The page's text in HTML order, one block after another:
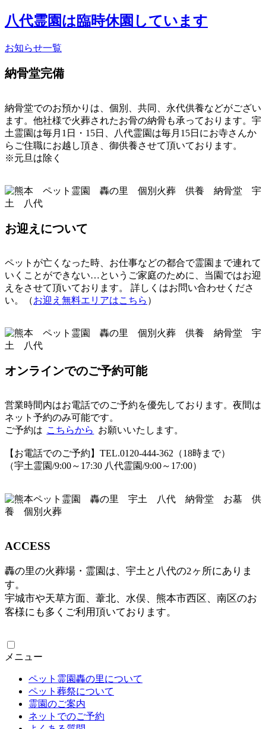
八代霊園は臨時休園しています
お知らせ一覧
納骨堂完備
納骨堂でのお預かりは、個別、共同、永代供養などがござい
ます。他社様で火葬されたお骨の納骨も承っております。宇
土霊園は毎月1日・15日、八代霊園は毎月15日にお寺さんか
らご住職にお越し頂き、御供養させて頂いております。
※元旦は除く
お迎えについて
ペットが亡くなった時、お仕事などの都合で霊園まで連れて
いくことができない…というご家庭のために、当園ではお迎
えをさせて頂いております。 詳しくはお問い合わせくださ
い。（お迎え無料エリアはこちら ）
オンラインでのご予約可能
営業時間内はお電話でのご予約を優先しております。夜間は
ネット予約のみ可能です。
ご予約は こちらから お願いいたします。
【お電話でのご予約】TEL.0120-444-362（18時まで）
（宇土霊園/9:00～17:30 八代霊園/9:00～17:00）
ACCESS
轟の里の火葬場・霊園は、宇土と八代の2ヶ所にありま
す。
宇城市や天草方面、葦北、水俣、熊本市西区、南区のお
客様にも多くご利用頂いております。
メニュー
ペット霊園轟の里について
ペット葬祭について
霊園のご案内
ネットでのご予約